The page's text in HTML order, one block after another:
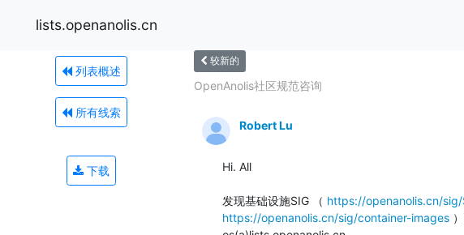
lists.openanolis.cn
列表概述
所有线索
下载
较新的
OpenAnolis社区规范咨询
Robert Lu
Hi. All
发现基础设施SIG （ https://openanolis.cn/sig/
https://openanolis.cn/sig/container-images